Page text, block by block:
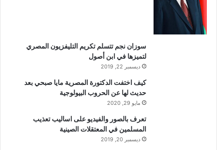
سوزان نجم تتسلم تكريم التليفزيون المصري
لتميزها في ابن أصول
ديسمبر 22, 2019
كيف اختفت الدكتورة المصرية مايا صبحي بعد
حديث لها عن الحروب البيولوجية
مايو 29, 2020
تعرف بالصور والفيديو على اساليب تعذيب
المسلمين في المعتقلات الصينية
ديسمبر 20, 2019